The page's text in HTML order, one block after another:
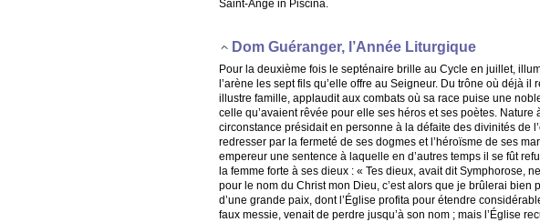
Saint-Ange in Piscina.
Dom Guéranger, l’Année Liturgique
Pour la deuxième fois le septénaire brille au Cycle en juillet,
l’arène les sept fils qu’elle offre au Seigneur. Du trône où déjà
illustre famille, applaudit aux combats où sa race puise une
celle qu’avaient rêvée pour elle ses héros et ses poètes.
circonstance présidait en personne à la défaite des divinités de
redresser par la fermeté de ses dogmes et l’héroïsme de ses
empereur une sentence à laquelle en d’autres temps il se fût
la femme forte à ses dieux : « Tes dieux, avait dit Symphorose,
pour le nom du Christ mon Dieu, c’est alors que je brûlerai bien
d’une grande paix, dont l’Église profita pour étendre
faux messie, venait de perdre jusqu’à son nom ; mais l’Église